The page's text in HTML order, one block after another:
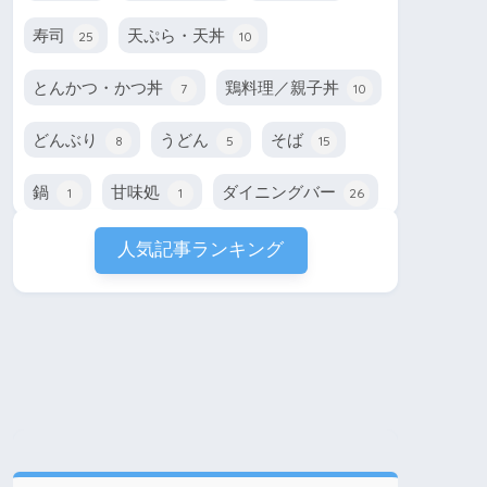
寿司 25 天ぷら・天丼 10
とんかつ・かつ丼 7 鶏料理／親子丼 10
どんぶり 8 うどん 5 そば 15
鍋 1 甘味処 1 ダイニングバー 26
人気記事ランキング